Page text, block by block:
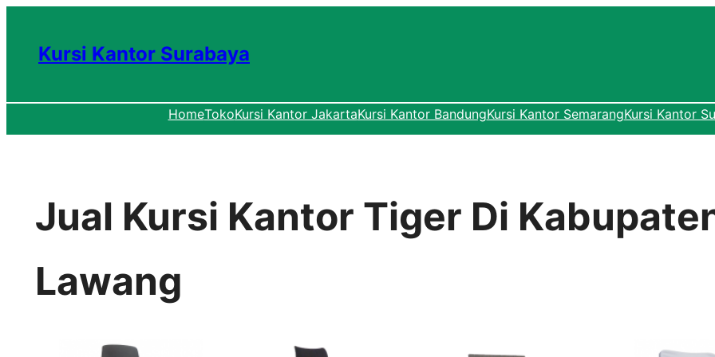
Kursi Kantor Surabaya
HomeTokoKursi Kantor JakartaKursi Kantor BandungKursi Kantor SemarangKursi Kantor
Jual Kursi Kantor Tiger Di
Lawang